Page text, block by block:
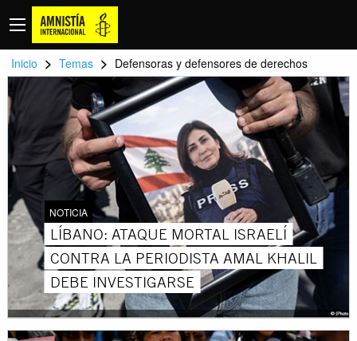
Inicio > Temas > Defensoras y defensores de derechos
NOTICIA
LÍBANO: ATAQUE MORTAL ISRAELÍ
CONTRA LA PERIODISTA AMAL KHALIL
DEBE INVESTIGARSE